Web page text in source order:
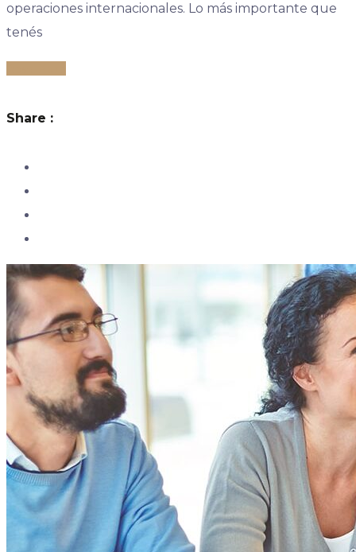
operaciones internacionales. Lo más importante que
tenés
Share :